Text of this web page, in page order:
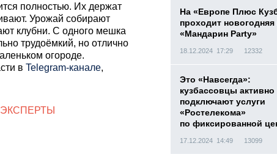
полностью. Их держат
Урожай собирают
клубни. С одного мешка
трудоёмкий, но отлично
огороде.
в Telegram-канале,
ЭКСПЕРТЫ
На «Европе Плюс
проходит новогодняя
«Мандарин Party»
18.12.2024 17:29 12332
Это «Навсегда»:
кузбассовцы активно
подключают услуги
«Ростелекома»
по фиксированной
17.12.2024 14:49 13099